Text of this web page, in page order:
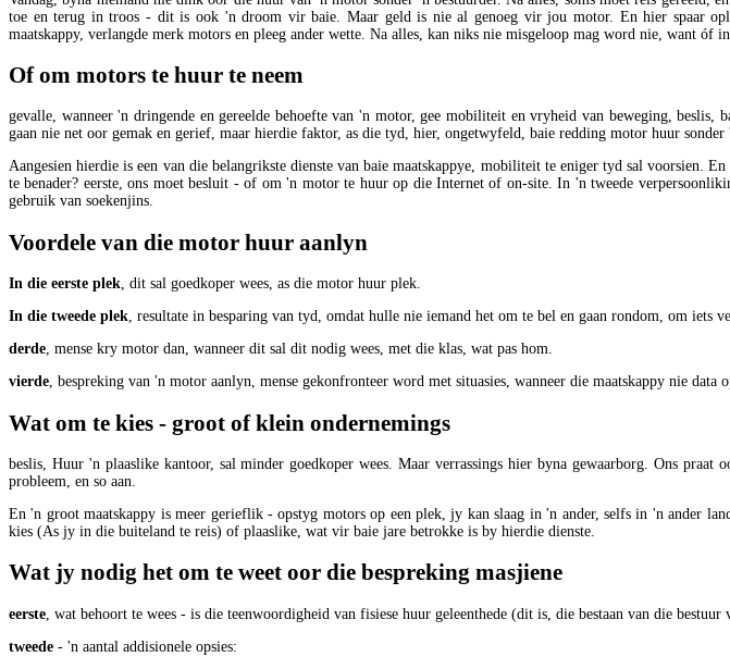
toe en terug in troos - dit is ook 'n droom vir baie. Maar geld is nie al genoeg vir jou motor. En hier spaar
maatskappy, verlangde merk motors en pleeg ander wette. Na alles, kan niks nie misgeloop mag word nie, want óf
Of om motors te huur te neem
gevalle, wanneer 'n dringende en gereelde behoefte van 'n motor, gee mobiliteit en vryheid van beweging,
gaan nie net oor gemak en gerief, maar hierdie faktor, as die tyd, hier, ongetwyfeld, baie redding motor huur sonder
Aangesien hierdie is een van die belangrikste dienste van baie maatskappye, mobiliteit te eniger tyd sal voorsien.
te benader? eerste, ons moet besluit - of om 'n motor te huur op die Internet of on-site. In 'n tweede
gebruik van soekenjins.
Voordele van die motor huur aanlyn
In die eerste plek, dit sal goedkoper wees, as die motor huur plek.
In die tweede plek, resultate in besparing van tyd, omdat hulle nie iemand het om te bel en gaan rondom, om iets
derde, mense kry motor dan, wanneer dit sal dit nodig wees, met die klas, wat pas hom.
vierde, bespreking van 'n motor aanlyn, mense gekonfronteer word met situasies, wanneer die maatskappy nie data
Wat om te kies - groot of klein ondernemings
beslis, Huur 'n plaaslike kantoor, sal minder goedkoper wees. Maar verrassings hier byna gewaarborg. Ons
probleem, en so aan.
En 'n groot maatskappy is meer gerieflik - opstyg motors op een plek, jy kan slaag in 'n ander, selfs in 'n ander
kies (As jy in die buiteland te reis) of plaaslike, wat vir baie jare betrokke is by hierdie dienste.
Wat jy nodig het om te weet oor die bespreking masjiene
eerste , wat behoort te wees - is die teenwoordigheid van fisiese huur geleenthede (dit is, die bestaan ​​van die
tweede - 'n aantal addisionele opsies: